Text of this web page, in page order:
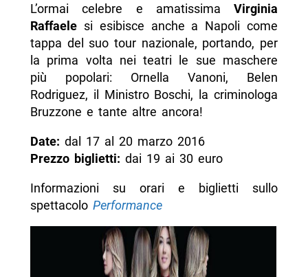
L’ormai celebre e amatissimaVirginia
Raffaelesi esibisce anche a Napoli come
tappa del suo tour nazionale, portando, per
la prima volta nei teatri le sue maschere
più popolari: Ornella Vanoni, Belen
Rodriguez, il Ministro Boschi, la criminologa
Bruzzone e tante altre ancora!
Date: dal 17 al 20 marzo 2016
Prezzo biglietti: dai 19 ai 30 euro
Informazioni su orari e biglietti sullo
spettacolo Performance